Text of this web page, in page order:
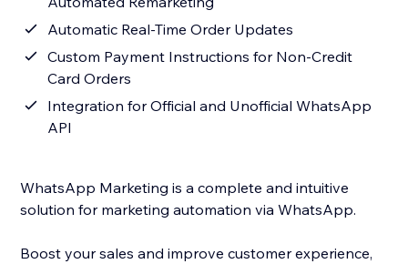
Automatic Real-Time Order Updates
Custom Payment Instructions for Non-Credit
Card Orders
Integration for Official and Unofficial WhatsApp
API
WhatsApp Marketing is a complete and intuitive
solution for marketing automation via WhatsApp.
Boost your sales and improve customer experience,